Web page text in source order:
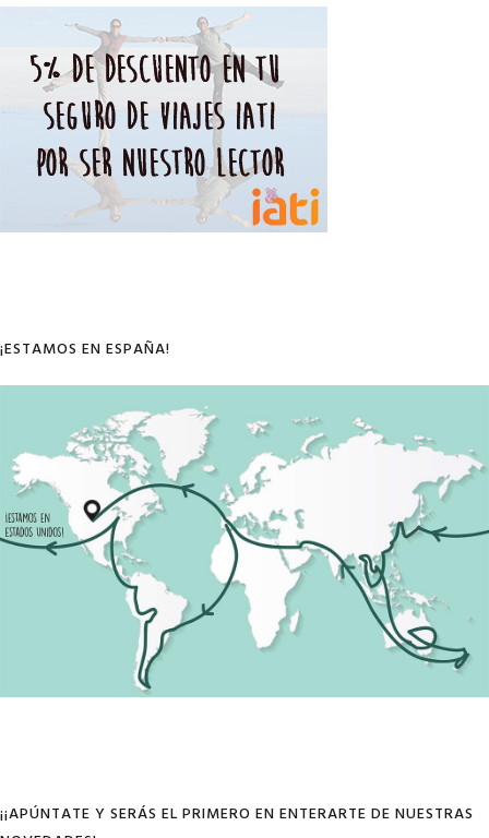
¡ESTAMOS EN ESPAÑA!
¡¡APÚNTATE Y SERÁS EL PRIMERO EN ENTERARTE DE NUESTRAS